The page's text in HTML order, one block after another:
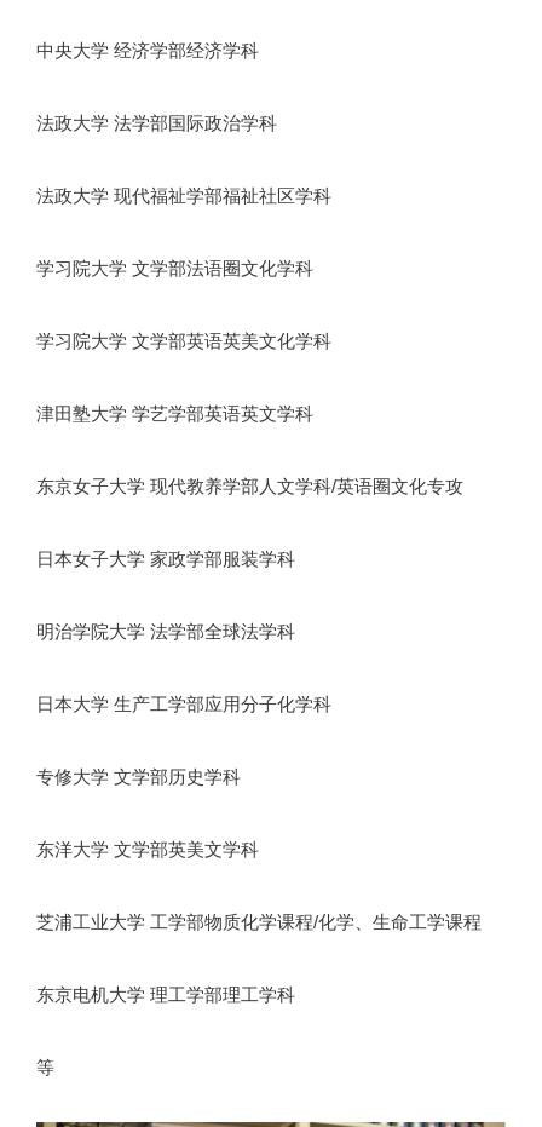
中央大学 经济学部经济学科
法政大学 法学部国际政治学科
法政大学 现代福祉学部福祉社区学科
学习院大学 文学部法语圈文化学科
学习院大学 文学部英语英美文化学科
津田塾大学 学艺学部英语英文学科
东京女子大学 现代教养学部人文学科/英语圈文化专攻
日本女子大学 家政学部服装学科
明治学院大学 法学部全球法学科
日本大学 生产工学部应用分子化学科
专修大学 文学部历史学科
东洋大学 文学部英美文学科
芝浦工业大学 工学部物质化学课程/化学、生命工学课程
东京电机大学 理工学部理工学科
等